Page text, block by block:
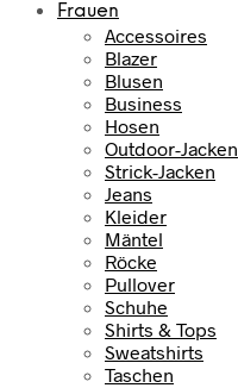
Frauen
Accessoires
Blazer
Blusen
Business
Hosen
Outdoor-Jacken
Strick-Jacken
Jeans
Kleider
Mäntel
Röcke
Pullover
Schuhe
Shirts & Tops
Sweatshirts
Taschen